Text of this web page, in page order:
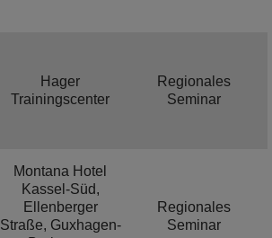
Hager
Trainingscenter
Regionales
Seminar
Montana Hotel
Kassel-Süd,
Ellenberger
Straße, Guxhagen-
Regionales
Seminar